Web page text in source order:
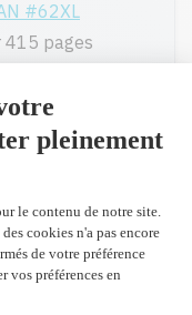
#62XL
415 pages
5541